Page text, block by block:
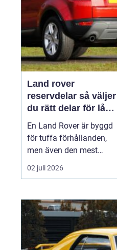
industriområdet eller
utanför kundens en...
Land rover
reservdelar så väljer
du rätt delar för lång
livslängd och trygg
körning
En Land Rover är byggd
för tuffa förhållanden,
men även den mest
robusta bilen slits med
tiden. Bromsar,
packningar och
elektronik påverkas av år
av vardagskörning,
terräng och vägsalt. För
02 juli 2026